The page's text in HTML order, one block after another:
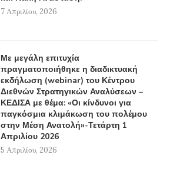
7 Απριλίου, 2026
Με μεγάλη επιτυχία
πραγματοποιήθηκε η διαδικτυακή
εκδήλωση (webinar) του Κέντρου
Διεθνών Στρατηγικών Αναλύσεων –
ΚΕΔΙΣΑ με θέμα: «Οι κίνδυνοι για
παγκόσμια κλιμάκωση του πολέμου
στην Μέση Ανατολή»-Τετάρτη 1
Απριλίου 2026
5 Απριλίου, 2026